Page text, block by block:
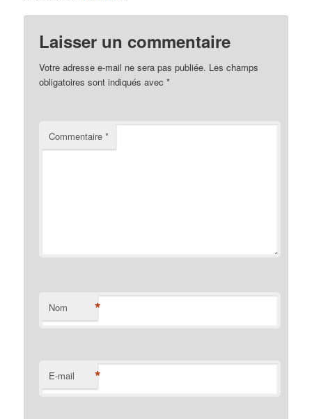
Laisser un commentaire
Votre adresse e-mail ne sera pas publiée. Les champs
obligatoires sont indiqués avec*
Commentaire*
Nom *
E-mail *